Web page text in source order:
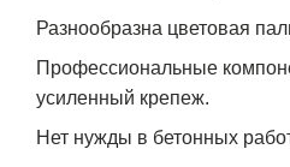
Разнообразна цветовая
Профессиональные
усиленный крепеж.
Нет нужды в бетонных